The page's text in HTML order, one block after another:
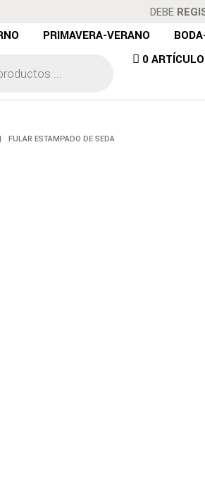
DEBE
PRIMAVERA-VERANO
0
FULAR
| FULAR ESTAMPADO DE SEDA